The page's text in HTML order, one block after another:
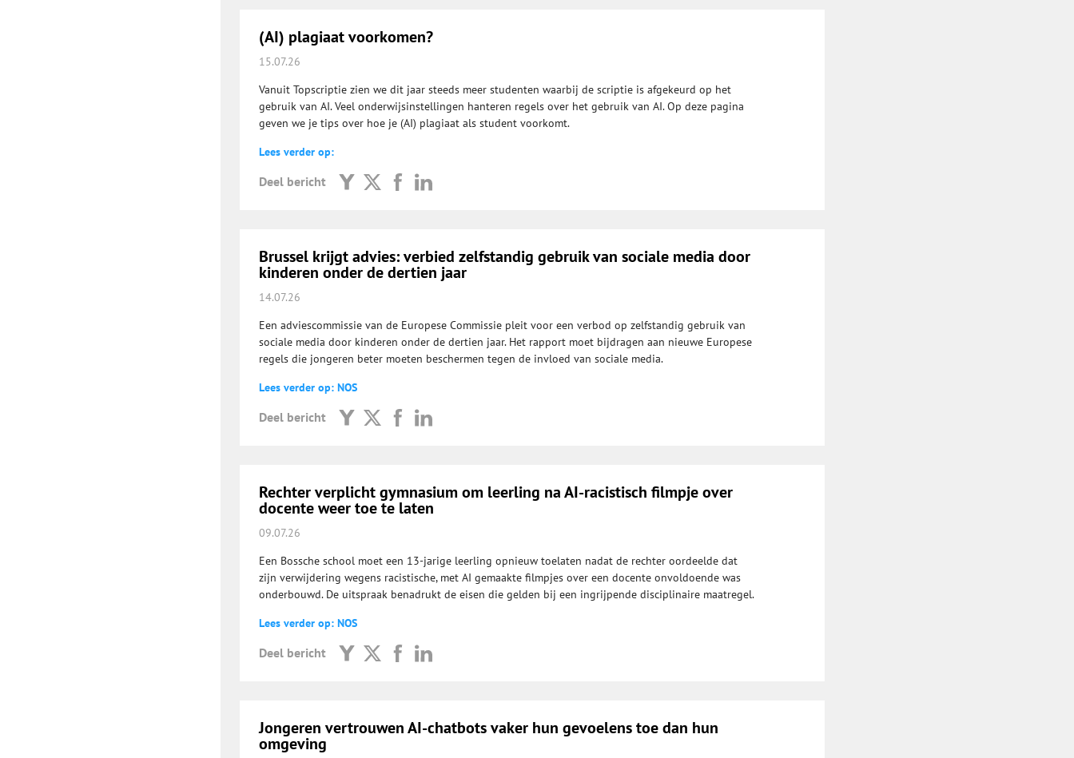
(AI) plagiaat voorkomen?
15.07.26
Vanuit Topscriptie zien we dit jaar steeds meer studenten waarbij de scriptie is afgekeurd op het
gebruik van AI. Veel onderwijsinstellingen hanteren regels over het gebruik van AI. Op deze pagina
geven we je tips over hoe je (AI) plagiaat als student voorkomt.
Lees verder op:
Deel bericht
Brussel krijgt advies: verbied zelfstandig gebruik van sociale media door
kinderen onder de dertien jaar
14.07.26
Een adviescommissie van de Europese Commissie pleit voor een verbod op zelfstandig gebruik van
sociale media door kinderen onder de dertien jaar. Het rapport moet bijdragen aan nieuwe Europese
regels die jongeren beter moeten beschermen tegen de invloed van sociale media.
Lees verder op: NOS
Deel bericht
Rechter verplicht gymnasium om leerling na AI-racistisch filmpje over
docente weer toe te laten
09.07.26
Een Bossche school moet een 13-jarige leerling opnieuw toelaten nadat de rechter oordeelde dat
zijn verwijdering wegens racistische, met AI gemaakte filmpjes over een docente onvoldoende was
onderbouwd. De uitspraak benadrukt de eisen die gelden bij een ingrijpende disciplinaire maatregel.
Lees verder op: NOS
Deel bericht
Jongeren vertrouwen AI-chatbots vaker hun gevoelens toe dan hun
omgeving